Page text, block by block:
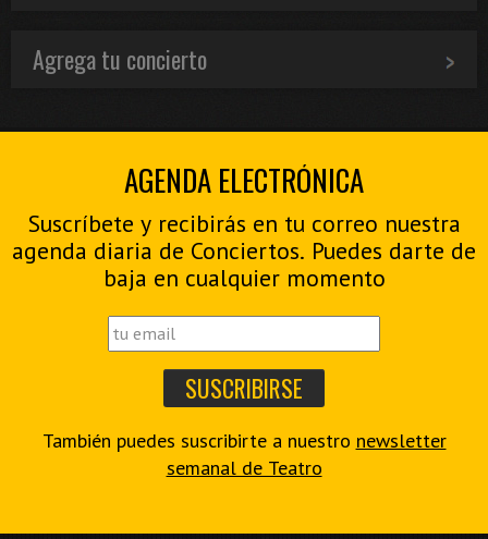
Agrega tu concierto
AGENDA ELECTRÓNICA
Suscríbete y recibirás en tu correo nuestra
agenda diaria de Conciertos. Puedes darte de
baja en cualquier momento
También puedes suscribirte a nuestro newsletter
semanal de Teatro